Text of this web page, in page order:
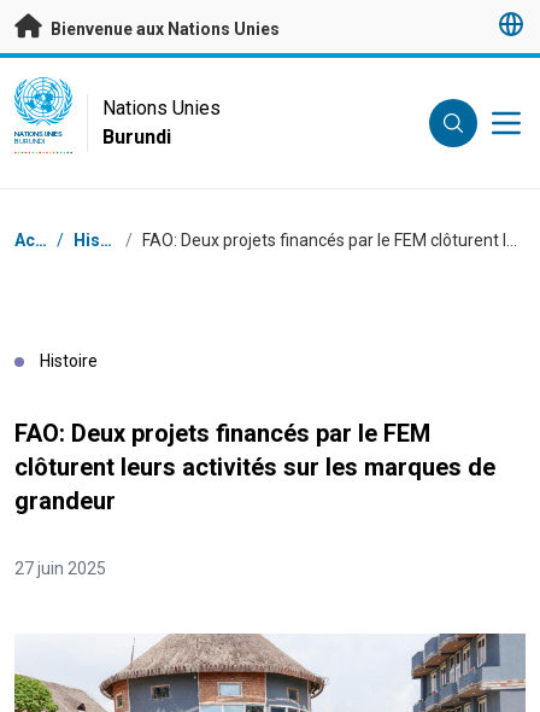
Passer au contenu principal
Bienvenue aux Nations Unies
UN Logo
NATIONS UNIES
BURUNDI
Nations Unies
Burundi
Fil d'Ariane
Accueil / Histoires /
Histoire
FAO: Deux projets financés par le FEM
clôturent leurs activités sur les marques de
grandeur
27 juin 2025